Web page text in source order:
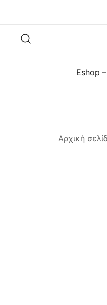
content
Eshop
Αρχική